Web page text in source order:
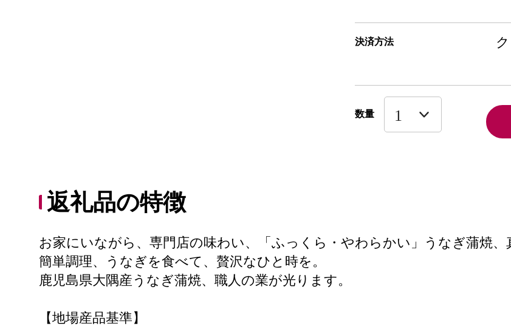
決済方法
数量
返礼品の特徴
お家にいながら、専門店の味わい、「ふっくら・やわらかい」うなぎ蒲焼
簡単調理、うなぎを食べて、贅沢なひと時を。
鹿児島県大隅産うなぎ蒲焼、職人の業が光ります。
【地場産品基準】